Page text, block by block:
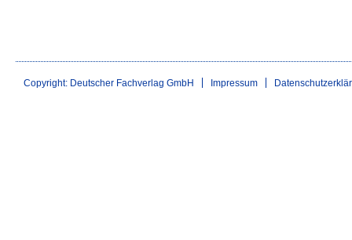
Copyright: Deutscher Fachverlag GmbH Impressum